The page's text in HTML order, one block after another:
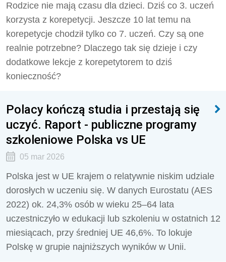
Rodzice nie mają czasu dla dzieci. Dziś co 3. uczeń
korzysta z korepetycji. Jeszcze 10 lat temu na
korepetycje chodził tylko co 7. uczeń. Czy są one
realnie potrzebne? Dlaczego tak się dzieje i czy
dodatkowe lekcje z korepetytorem to dziś
konieczność?
Polacy kończą studia i przestają się
uczyć. Raport - publiczne programy
szkoleniowe Polska vs UE
05 mar 2026
Polska jest w UE krajem o relatywnie niskim udziale
dorosłych w uczeniu się. W danych Eurostatu (AES
2022) ok. 24,3% osób w wieku 25–64 lata
uczestniczyło w edukacji lub szkoleniu w ostatnich 12
miesiącach, przy średniej UE 46,6%. To lokuje
Polskę w grupie najniższych wyników w Unii.